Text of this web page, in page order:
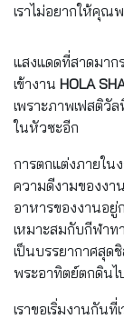
เราไม่อยากให้คุณ
แสงแดดที่สาดมาก
เข้างาน HOLA
เพราะภาพเฟสติวั
ในหัวซะอีก
การตกแต่งภายใน
ความดีงามของงา
อาหารของงานอยู่
เหมาะสมกับกีฬาท
เป็นบรรยากาศสุด
พระอาทิตย์ตกดินไ
เราขอเริ่มงานกันที่